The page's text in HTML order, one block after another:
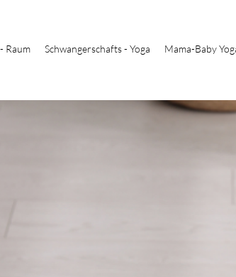
Raum Schwangerschafts - Yoga Mama-Baby